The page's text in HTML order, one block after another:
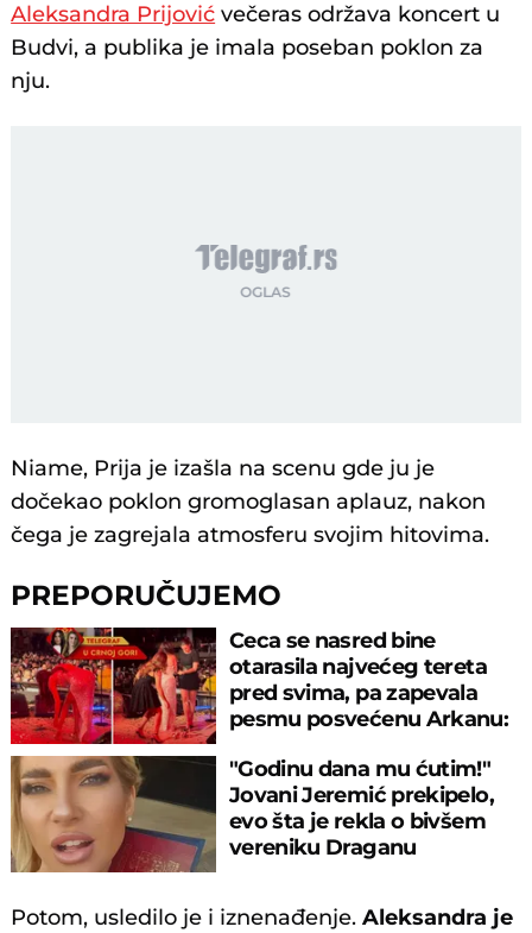
Aleksandra Prijović večeras održava koncert u
Budvi, a publika je imala poseban poklon za
nju.
Niame, Prija je izašla na scenu gde ju je
dočekao poklon gromoglasan aplauz, nakon
čega je zagrejala atmosferu svojim hitovima.
PREPORUČUJEMO
Ceca se nasred bine
otarasila najvećeg tereta
pred svima, pa zapevala
pesmu posvećenu Arkanu:
"Godinu dana mu ćutim!"
Jovani Jeremić prekipelo,
evo šta je rekla o bivšem
vereniku Draganu
Potom, usledilo je i iznenađenje.Aleksandra je